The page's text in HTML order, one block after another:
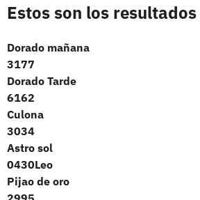
Estos son los
Dorado mañana
3177
Dorado Tarde
6162
Culona
3034
Astro sol
0430Leo
Pijao de oro